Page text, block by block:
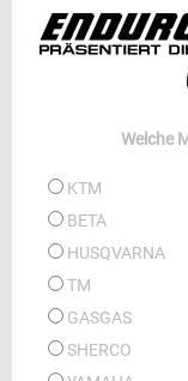
Welche
KTM
BETA
HUSQVARNA
TM
GASGAS
SHERCO